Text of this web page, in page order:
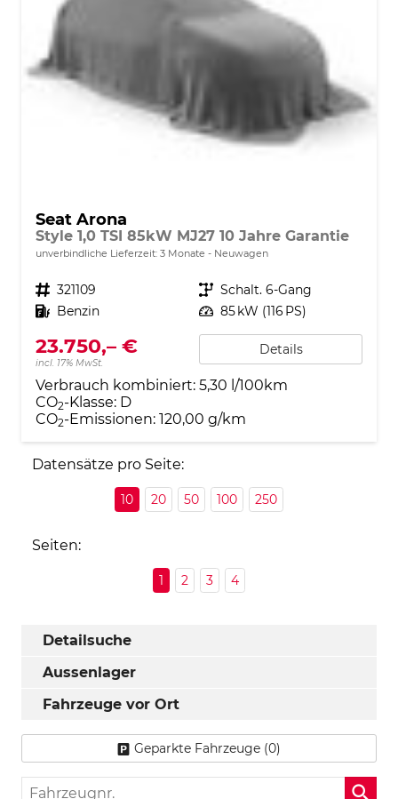
Seat Arona
Style 1,0 TSI 85kW MJ27 10 Jahre Garantie
unverbindliche Lieferzeit: 3 Monate Neuwagen
Fahrzeugnr. 321109 Getriebe Schalt. 6-Gang
Kraftstoff Benzin Leistung 85 kW (116 PS)
23.750,– €
incl. 17% MwSt.
Details
Verbrauch kombiniert: 5,30 l/100km
CO2-Klasse: D
CO2-Emissionen: 120,00 g/km
Datensätze pro Seite:
10 20 50 100 250
Seiten:
1 2 3 4
Detailsuche
Aussenlager
Fahrzeuge vor Ort
Geparkte Fahrzeuge (0)
Fahrzeugnr.